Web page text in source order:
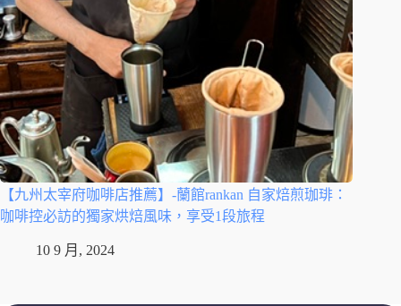
【九州太宰府咖啡店推薦】-蘭館rankan 自家焙煎珈琲：
咖啡控必訪的獨家烘焙風味，享受1段旅程
10 9 月, 2024